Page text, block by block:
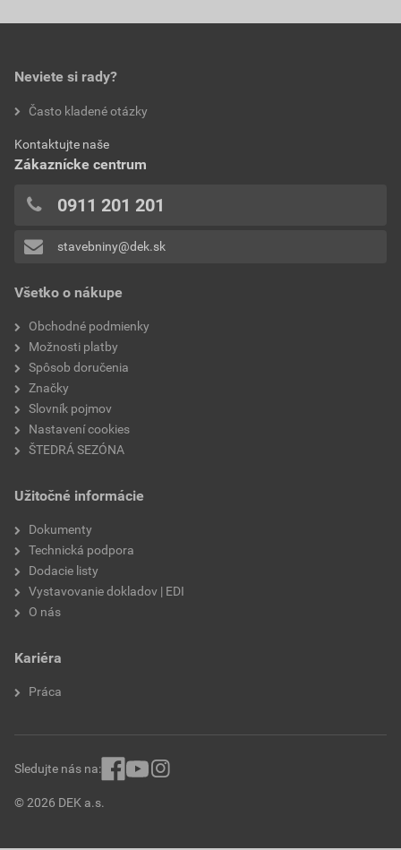
Najnižšia predajná cena v období 30 dní pred
6,77 EUR
Aktuálna predajná porovnávacia cena po zľave 22% z
cenníkovej ceny
8,40 EUR
bez DPH za l
0,0
hodnotilo 0 užívateľov
Pridávať hodnotenie môže iba prihlásený užívateľ.
Všetko o nákupe
Obchodné podmienky
Možnosti platby
Spôsob doručenia
Značky
Slovník pojmov
Nastavení cookies
ŠTEDRÁ SEZÓNA
Užitočné informácie
Dokumenty
Technická podpora
Dodacie listy
Vystavovanie dokladov | EDI
O nás
Kariéra
Práca
Neviete si rady?
Často kladené otázky
Kontaktujte naše
Zákaznícke centrum
0911 201 201
stavebniny@dek.sk
© 2026 DEK a.s.
Sledujte nás na: